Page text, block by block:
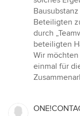
Beteiligten
durch
beteiligten
Wir
einmal für